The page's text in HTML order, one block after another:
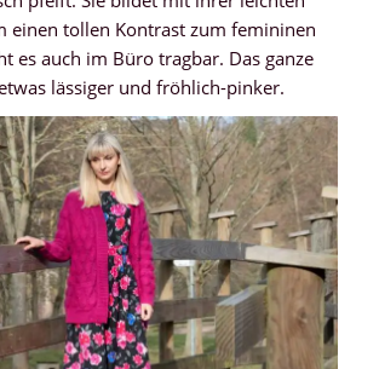
einen tollen Kontrast zum femininen
es auch im Büro tragbar. Das ganze
lässiger und fröhlich-pinker.